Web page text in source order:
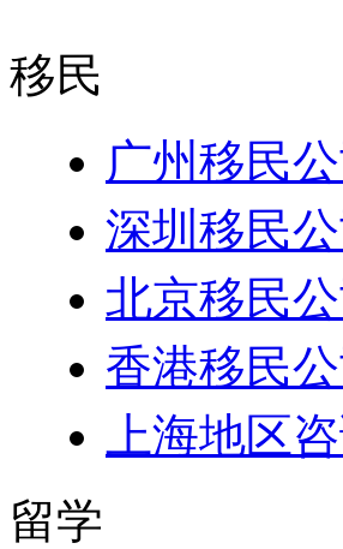
移民
广州移民公
深圳移民公
北京移民公
香港移民公
上海地区
留学